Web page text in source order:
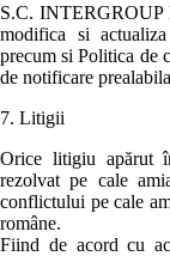
S.C. INTERGROUP
modifica si
precum si Politica de
de notificare
7. Litigii
Orice litigiu apărut
rezolvat pe cale
conflictului pe cale
române.
Fiind de acord cu